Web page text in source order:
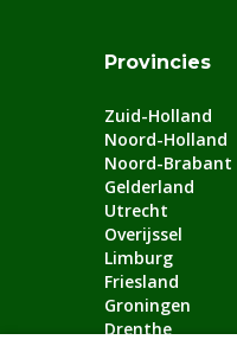
Provincies
Zuid-Holland
Noord-Holland
Noord-Brabant
Gelderland
Utrecht
Overijssel
Limburg
Friesland
Groningen
Drenthe